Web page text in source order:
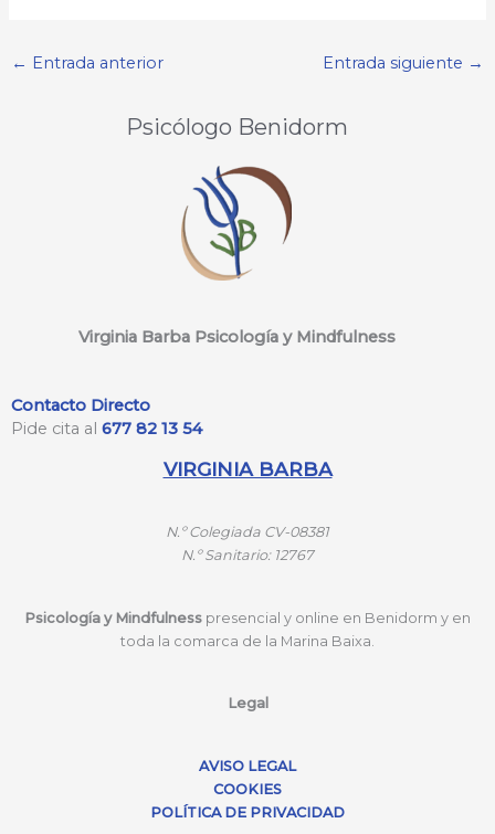
← Entrada anterior Entrada siguiente →
Psicólogo Benidorm
Virginia Barba Psicología y Mindfulness
Contacto Directo
Pide cita al 677 82 13 54
VIRGINIA BARBA
N.º Colegiada CV-08381
N.ºSanitario: 12767
Psicología y Mindfulness presencial y online en Benidorm y en
toda la comarca de la Marina Baixa.
Legal
AVISO LEGAL
COOKIES
POLÍTICA DE PRIVACIDAD